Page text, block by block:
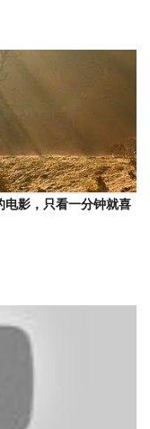
电影，只看一分钟就喜